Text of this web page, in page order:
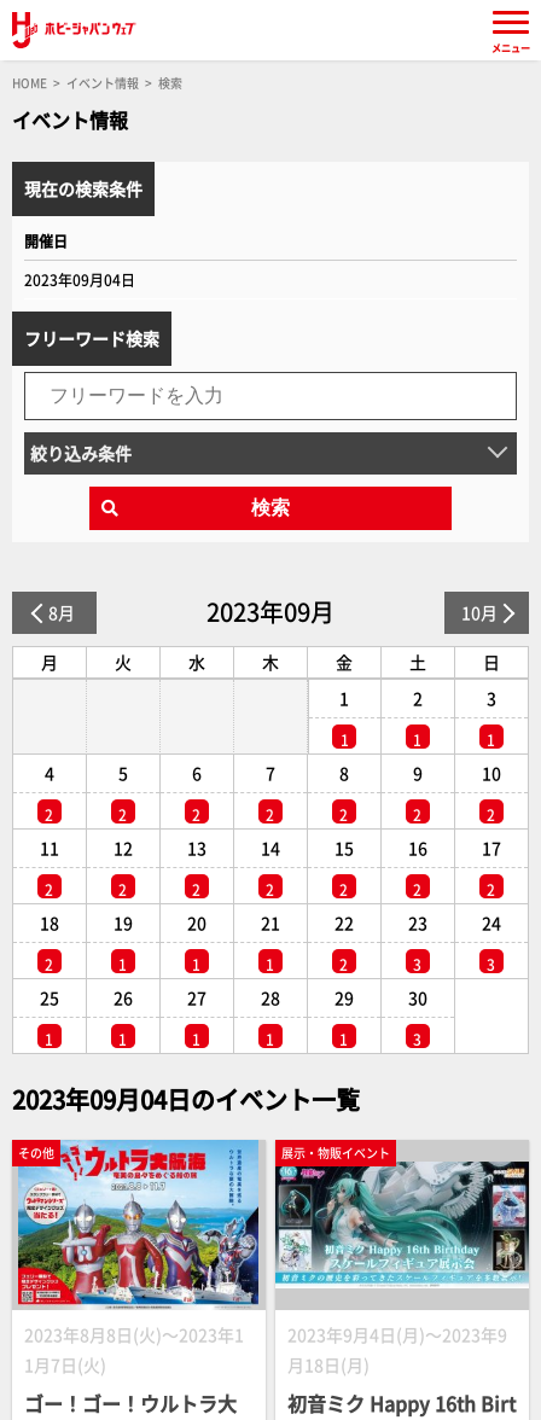
HOME イベント情報 検索
イベント情報
現在の検索条件
開催日
2023年09月04日
フリーワード検索
絞り込み条件
検索
8月 2023年09月 10月
月 火 水 木 金 土
日
1
1
2
1
3
1
4
2
5
2
6
2
7
2
8
2
9
2
10
2
11
2
12
2
13
2
14
2
15
2
16
2
17
2
18
2
19
1
20
1
21
1
22
2
23
3
24
3
25
1
26
1
27
1
28
1
29
1
30
3
2023年09月04日のイベント一覧
その他
2023年8月8日(火)～2023年1
1月7日(火)
ゴー！ゴー！ウルトラ大
展示・物販イベント
2023年9月4日(月)～2023年9
月18日(月)
初音ミク Happy 16th Birt
メニュー